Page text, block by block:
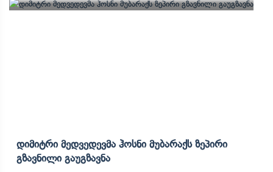
Დიმიტრი Მედვედევმა Ჰოსნი Მუბარაქს Ზეპირი
Გზავნილი Გაუგზავნა